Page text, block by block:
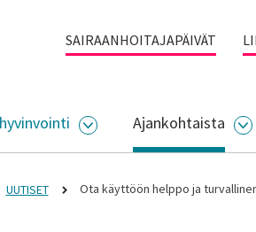
SAIRAANHOITAJAPÄIVÄT
VALIKKOAVAA ALASIVUJEN
Ajankohtaista
UUTISET Ota käyttöön helppo ja